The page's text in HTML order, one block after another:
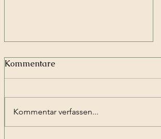
Kommentare
Kommentar verfassen...